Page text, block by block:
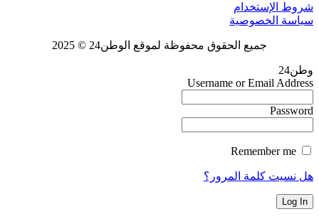
شروط الإستخدام
سياسة الخصوصية
جميع الحقوق محفوظة لموقع الوطن24 © 2025
وطن24
Username or Email Address
Password
هل نسيت كلمة المرور؟